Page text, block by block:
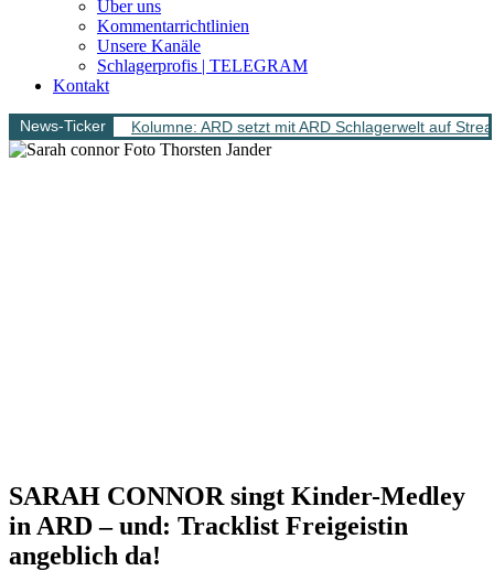
Über uns
Kommentarrichtlinien
Unsere Kanäle
Schlagerprofis | TELEGRAM
Kontakt
News-Ticker Kolumne: ARD setzt mit ARD Schlagerwelt auf
SARAH CONNOR singt Kinder-Medley
in ARD – und: Tracklist Freigeistin
angeblich da!